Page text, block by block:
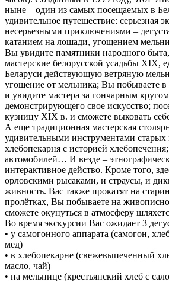
ныне – один из самых посещаемых в
удивительное путешествие: серьезная
несерьезными приключениями –
катанием на лошади, угощением
Вы увидите памятники народного
мастерские белорусской усадьбы XIX,
Беларуси действующую ветряную
угощение от мельника; Вы побываете в
и увидите мастера за гончарным
демонстрирующего свое искусство;
кузницу XIX в. и сможете выковать
А еще традиционная мастерская
удивительными инструментами старых
хлебопекарня с историей
автомобилей… И везде –
интерактивное действо. Кроме того,
орловскими рысаками, и страусы, и
живность. Вас также прокатят на
пролётках, Вы побываете на
сможете окунуться в атмосферу
Во время экскурсии Вас ожидает 3
• у самогонного аппарата (самогон,
мед)
• в хлебопекарне (свежевыпеченный
масло, чай)
• на мельнице (крестьянский хлеб с